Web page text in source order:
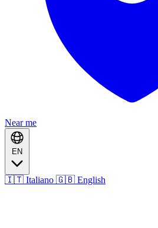
Near me
EN
🇮🇹 Italiano 🇬🇧 English